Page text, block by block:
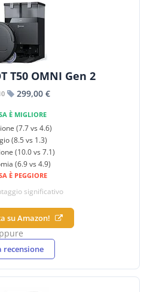
T50 OMNI Gen 2
299,00 €
È MIGLIORE
(7.7 vs 4.6)
(8.5 vs 1.3)
(10.0 vs 7.1)
(6.9 vs 4.9)
È PEGGIORE
significativo
su Amazon!
recensione